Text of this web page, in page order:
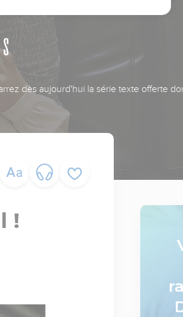
dès aujourd'hui la série texte offerte
!